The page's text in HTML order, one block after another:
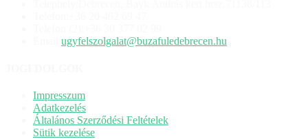
ugyfelszolgalat@buzafuledebrecen.hu
Impresszum
Adatkezelés
Általános Szerződési Feltételek
Sütik kezelése